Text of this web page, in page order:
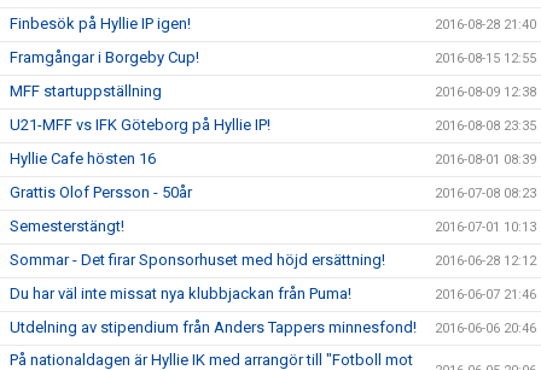
Finbesök på Hyllie IP igen! 2016-08-28 21:40
Framgångar i Borgeby Cup! 2016-08-15 12:55
MFF startuppställning 2016-08-09 12:38
U21-MFF vs IFK Göteborg på Hyllie IP! 2016-08-08 23:35
Hyllie Cafe hösten 16 2016-08-01 08:39
Grattis Olof Persson - 50år 2016-07-08 08:23
Semesterstängt! 2016-07-01 10:13
Sommar - Det firar Sponsorhuset med höjd ersättning! 2016-06-28 12:12
Du har väl inte missat nya klubbjackan från Puma! 2016-06-07 21:46
Utdelning av stipendium från Anders Tappers minnesfond! 2016-06-06 20:46
På nationaldagen är Hyllie IK med arrangör till "Fotboll mot